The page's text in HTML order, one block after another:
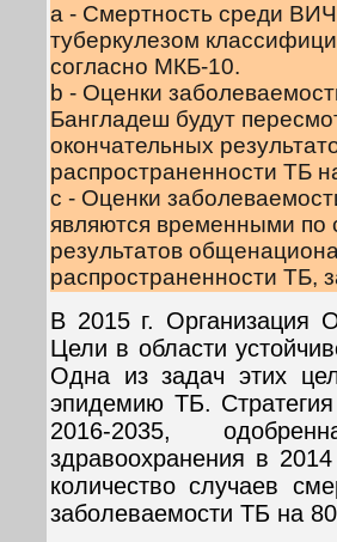
a - Смертность среди
туберкулезом
согласно МКБ-10.
b - Оценки
Бангладеш будут
окончательных
распространенности ТБ
c - Оценки
являются временными по
результатов
распространенности ТБ,
В 2015 г. Организация
Цели в области
Одна из задач этих
эпидемию ТБ.
2016-2035,
здравоохранения в
количество случаев
заболеваемости ТБ на